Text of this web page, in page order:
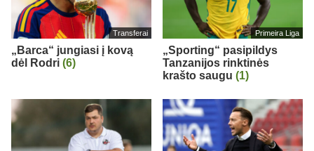
Transferai
„Barca“ jungiasi į kovą
dėl Rodri (6)
Primeira Liga
„Sporting“ pasipildys
Tanzanijos rinktinės
krašto saugu (1)